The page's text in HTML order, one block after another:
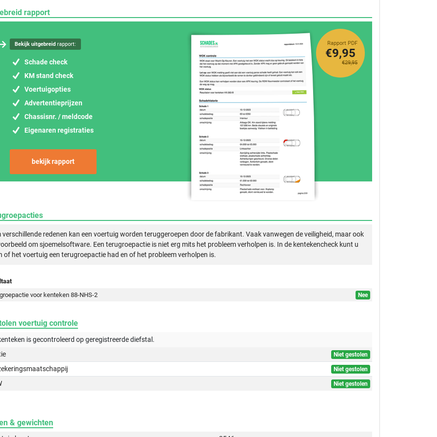
rapport
Bekijk uitgebreid rapport:
Schade check
KM stand check
Voertuigopties
Advertentieprijzen
Chassisnr. / meldcode
Eigenaren registraties
bekijk rapport
Rapport PDF
€29,95
€9,95
verschillende redenen kan een voertuig worden teruggeroepen door de fabrikant. Vaak vanwegen de veiligheid, maar ook
om sjoemelsoftware. Een terugroepactie is niet erg mits het probleem verholpen is. In de kentekencheck kunt u
of het voertuig een terugroepactie had en of het probleem verholpen is.
voor kenteken 88-NHS-2
Nee
voertuig controle
is gecontroleerd opgeregistreerdediefstal.
Niet gestolen
Niet gestolen
Niet gestolen
& gewichten